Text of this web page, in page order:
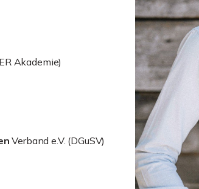
Akademie)
Verband e.V. (DGuSV)